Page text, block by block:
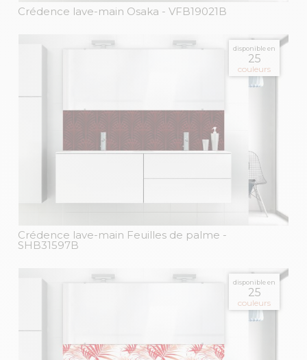
Crédence lave-main Osaka - VFB19021B
disponible en
25
couleurs
Crédence lave-main Feuilles de palme -
SHB31597B
disponible en
25
couleurs